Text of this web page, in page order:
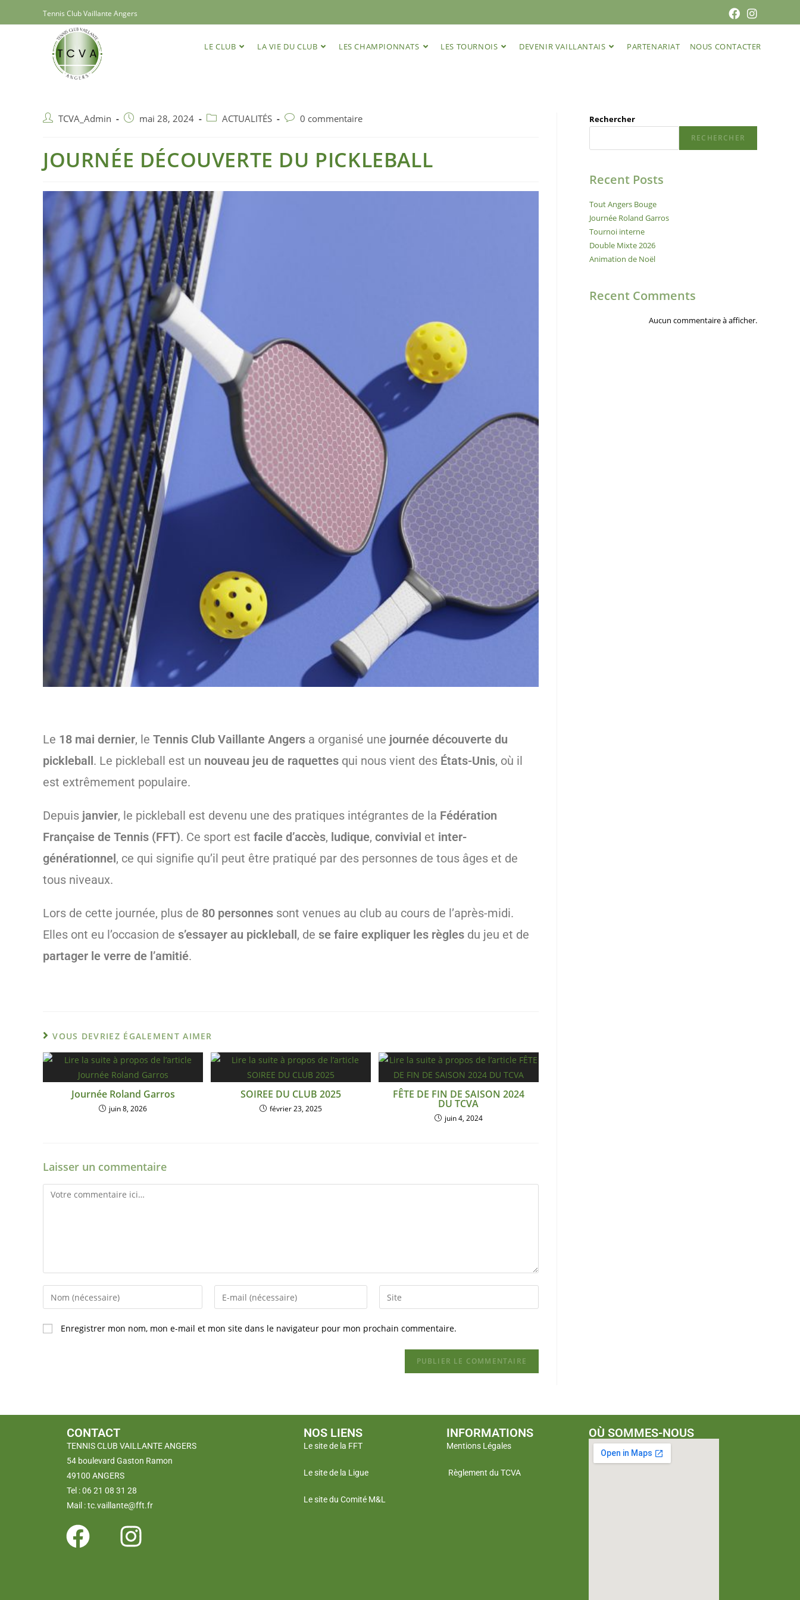
Tennis Club Vaillante Angers
LE CLUB LA VIE DU CLUB LES CHAMPIONNATS LES TOURNOIS DEVENIR VAILLANTAIS PARTENARIAT NOUS CONTACTER
TCVA_Admin mai 28, 2024 ACTUALITÉS 0 commentaire
JOURNÉE DÉCOUVERTE DU PICKLEBALL
Le 18 mai dernier, le Tennis Club Vaillante Angers a organisé une journée découverte du
pickleball. Le pickleball est un nouveau jeu de raquettes qui nous vient des États-Unis, où il
est extrêmement populaire.
Depuis janvier, le pickleball est devenu une des pratiques intégrantes de la Fédération
Française de Tennis (FFT). Ce sport est facile d’accès, ludique, convivial et inter-
générationnel, ce qui signifie qu’il peut être pratiqué par des personnes de tous âges et de
tous niveaux.
Lors de cette journée, plus de 80 personnes sont venues au club au cours de l’après-midi.
Elles ont eu l’occasion de s’essayer au pickleball, de se faire expliquer les règles du jeu et de
partager le verre de l’amitié.
VOUS DEVRIEZ ÉGALEMENT AIMER
Journée Roland Garros
juin 8, 2026
SOIREE DU CLUB 2025
février 23, 2025
FÊTE DE FIN DE SAISON 2024
DU TCVA
juin 4, 2024
Laisser un commentaire
Enregistrer mon nom, mon e-mail et mon site dans le navigateur pour mon prochain commentaire.
Rechercher
RECHERCHER
Recent Posts
Tout Angers Bouge
Journée Roland Garros
Tournoi interne
Double Mixte 2026
Animation de Noël
Recent Comments
Aucun commentaire à afficher.
CONTACT
TENNIS CLUB VAILLANTE ANGERS
54 boulevard Gaston Ramon
49100 ANGERS
Tel : 06 21 08 31 28
Mail : tc.vaillante@fft.fr
NOS LIENS
Le site de la FFT
Le site de la Ligue
Le site du Comité M&L
INFORMATIONS
Mentions Légales
Règlement du TCVA
OÙ SOMMES-NOUS